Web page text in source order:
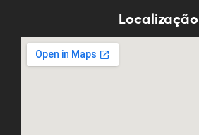
Localização